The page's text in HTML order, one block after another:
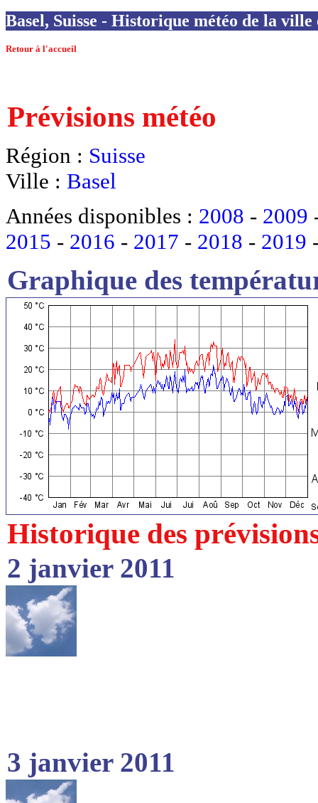
Basel, Suisse - Historique météo de la ville
Retour à l'accueil
Prévisions météo
Région : Suisse
Ville : Basel
Années disponibles : 2008 - 2009
2015 - 2016 - 2017 - 2018 - 2019
Graphique des
Historique des
2 janvier 2011
3 janvier 2011